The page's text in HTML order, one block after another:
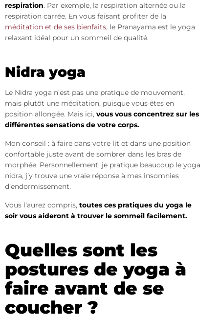
respiration. Par exemple, la respiration alternée ou la
respiration carrée. En vous faisant profiter de la
méditation et de ses bienfaits, le Pranayama est le yoga
relaxant idéal pour un sommeil de qualité.
Nidra yoga
Le Nidra yoga n’est pas une pratique de mouvement,
mais plutôt une méditation, puisque vous êtes en
position allongée. Mais ici, vous vous concentrez sur les
différentes sensations de votre corps.
Mon conseil : à faire dans votre lit et dans une position
confortable juste avant de sombrer dans les bras de
morphée. Personnellement, je pratique beaucoup le yoga
nidra, j’y trouve une vraie réponse à mes insomnies
d’endormissement.
Vous l’aurez compris, toutes ces pratiques du yoga le
soir vous aideront à trouver le sommeil facilement.
Quelles sont les
postures de yoga à
faire avant de se
coucher ?